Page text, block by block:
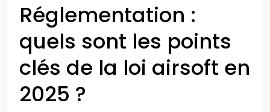
Réglementation :
quels sont les points
clés de la loi airsoft en
2025 ?